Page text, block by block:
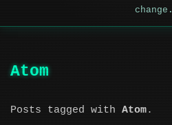
change.
Atom
Posts tagged with Atom.